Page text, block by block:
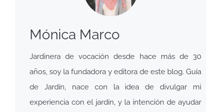
Mónica Marco
Jardinera de vocación desde hace más de 30
años, soy la fundadora y editora de este blog. Guía
de Jardín, nace con la idea de divulgar mi
experiencia con el jardín, y la intención de ayudar